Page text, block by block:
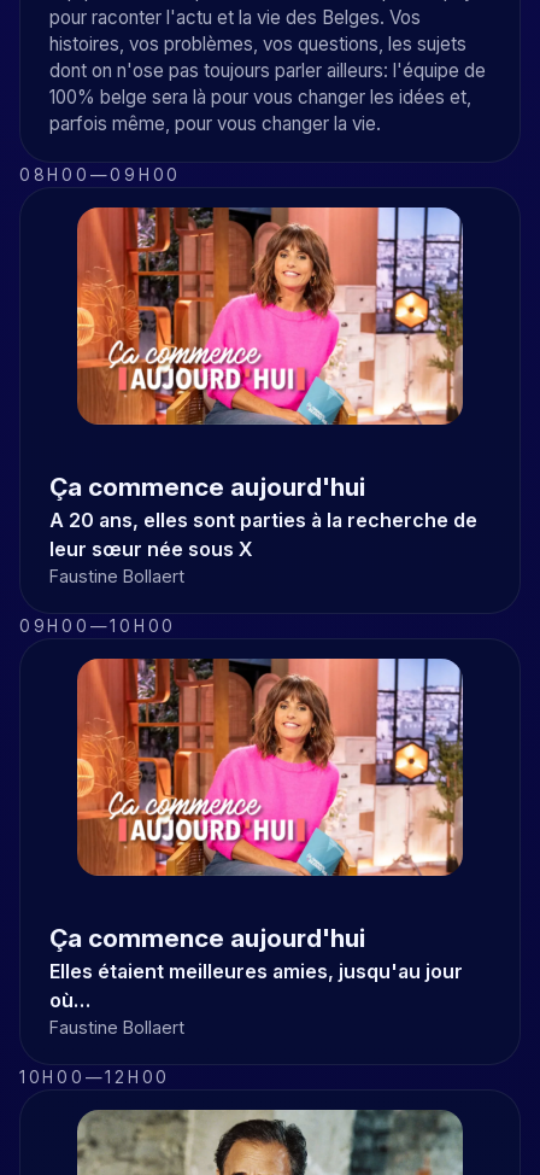
pour raconter l'actu et la vie des Belges. Vos
histoires, vos problèmes, vos questions, les sujets
dont on n'ose pas toujours parler ailleurs: l'équipe de
100% belge sera là pour vous changer les idées et,
parfois même, pour vous changer la vie.
08H00 —09H00
Ça commence aujourd'hui
A 20 ans, elles sont parties à la recherche de
leur sœur née sous X
Faustine Bollaert
09H00 —10H00
Ça commence aujourd'hui
Elles étaient meilleures amies, jusqu'au jour
où…
Faustine Bollaert
10H00 —12H00